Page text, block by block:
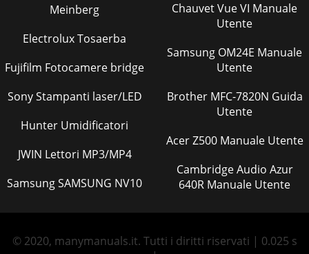
Meinberg
Electrolux Tosaerba
Fujifilm Fotocamere bridge
Sony Stampanti laser/LED
Hunter Umidificatori
JWIN Lettori MP3/MP4
Samsung SAMSUNG NV10
Chauvet Vue VI Manuale
Utente
Samsung OM24E Manuale
Utente
Brother MFC-7820N Guida
Utente
Acer Z500 Manuale Utente
Cambridge Audio Azur
640R Manuale Utente
© 2020, manymanuals.it. Tutti i diritti riservati | 0.025 s